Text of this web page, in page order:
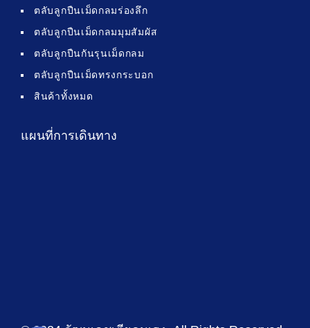
ตลับลูกปืนเม็ดกลมร่องลึก
ตลับลูกปืนเม็ดกลมมุมสัมผัส
ตลับลูกปืนกันรุนเม็ดกลม
ตลับลูกปืนเม็ดทรงกระบอก
สินค้าทั้งหมด
แผนที่การเดินทาง